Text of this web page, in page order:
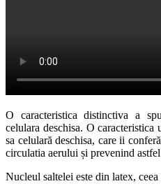
O caracteristica distinctiva a
celulara deschisa. O caracteristica
sa celulară deschisa, care ii
circulatia aerului și prevenind
Nucleul saltelei este din latex, ceea